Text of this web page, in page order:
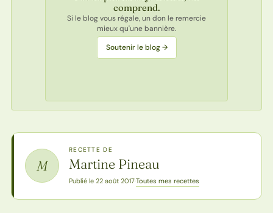
comprend.
Si le blog vous régale, un don le remercie
mieux qu'une bannière.
Soutenir le blog →
M
RECETTE DE
Martine Pineau
Publié le 22 août 2017·Toutes mes recettes